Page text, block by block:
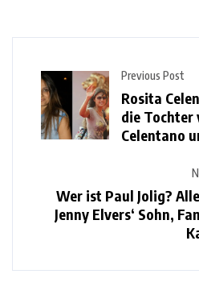
Previous Post
Rosita
die Tochter
Celentano
Wer ist Paul Jolig?
Jenny Elvers‘ Sohn,